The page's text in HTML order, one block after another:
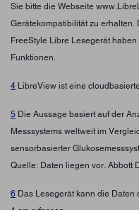
Sie bitte die Webseite
Gerätekompatibilität zu
FreeStyle Libre Lesegerät
Funktionen.
4 LibreView ist eine
5 Die Aussage basiert auf der
Messsystems weltweit im
sensorbasierter
Quelle: Daten liegen vor. Abbott
6 Das Lesegerät kann die